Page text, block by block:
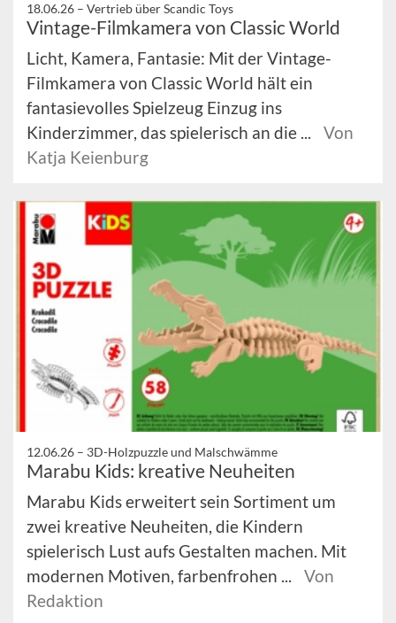
18.06.26 – Vertrieb über Scandic Toys
Vintage-Filmkamera von Classic World
Licht, Kamera, Fantasie: Mit der Vintage-
Filmkamera von Classic World hält ein
fantasievolles Spielzeug Einzug ins
Kinderzimmer, das spielerisch an die ...
Von
Katja Keienburg
12.06.26 – 3D-Holzpuzzle und Malschwämme
Marabu Kids: kreative Neuheiten
Marabu Kids erweitert sein Sortiment um
zwei kreative Neuheiten, die Kindern
spielerisch Lust aufs Gestalten machen. Mit
modernen Motiven, farbenfrohen ...
Von
Redaktion